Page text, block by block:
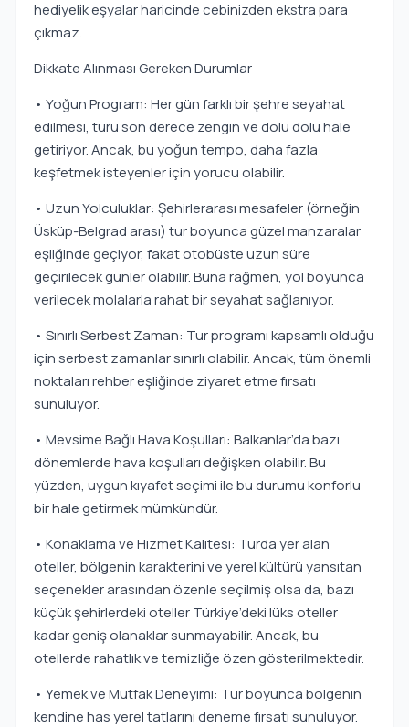
hediyelik eşyalar haricinde cebinizden ekstra para
çıkmaz.
Dikkate Alınması Gereken Durumlar
• Yoğun Program: Her gün farklı bir şehre seyahat
edilmesi, turu son derece zengin ve dolu dolu hale
getiriyor. Ancak, bu yoğun tempo, daha fazla
keşfetmek isteyenler için yorucu olabilir.
• Uzun Yolculuklar: Şehirlerarası mesafeler (örneğin
Üsküp-Belgrad arası) tur boyunca güzel manzaralar
eşliğinde geçiyor, fakat otobüste uzun süre
geçirilecek günler olabilir. Buna rağmen, yol boyunca
verilecek molalarla rahat bir seyahat sağlanıyor.
• Sınırlı Serbest Zaman: Tur programı kapsamlı olduğu
için serbest zamanlar sınırlı olabilir. Ancak, tüm önemli
noktaları rehber eşliğinde ziyaret etme fırsatı
sunuluyor.
• Mevsime Bağlı Hava Koşulları: Balkanlar’da bazı
dönemlerde hava koşulları değişken olabilir. Bu
yüzden, uygun kıyafet seçimi ile bu durumu konforlu
bir hale getirmek mümkündür.
• Konaklama ve Hizmet Kalitesi: Turda yer alan
oteller, bölgenin karakterini ve yerel kültürü yansıtan
seçenekler arasından özenle seçilmiş olsa da, bazı
küçük şehirlerdeki oteller Türkiye’deki lüks oteller
kadar geniş olanaklar sunmayabilir. Ancak, bu
otellerde rahatlık ve temizliğe özen gösterilmektedir.
• Yemek ve Mutfak Deneyimi: Tur boyunca bölgenin
kendine has yerel tatlarını deneme fırsatı sunuluyor.